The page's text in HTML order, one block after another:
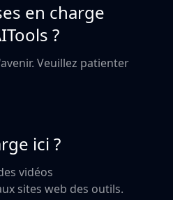
en charge
?
Veuillez patienter
ici ?
vidéos
sites web des outils.